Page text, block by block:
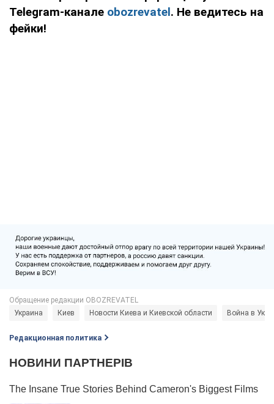
Telegram-канале obozrevatel. Не ведитесь на
фейки!
Украина Киев Новости Киева и Киевской области Война в
Редакционная политика